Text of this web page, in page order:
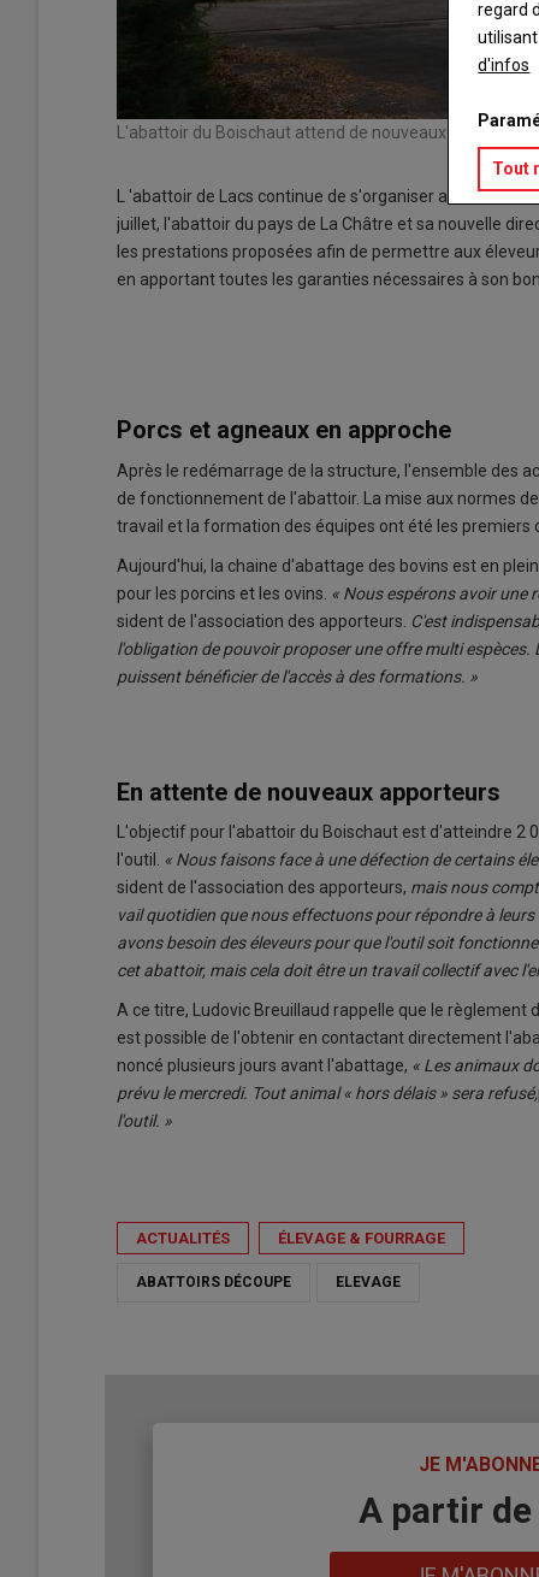
L'abattoir du Boi­schaut at­tend de nou­veaux ap­por­teurs
L 'abattoir de Lacs conti­nue de s'or­ga­ni­ser avec la
juillet, l'abattoir du pays de La Châtre et sa nou­velle
les pres­ta­tions pro­po­sées afin de per­mettre aux
en ap­por­tant toutes les ga­ran­ties né­ces­saires à son
Porcs et agneaux en approche
Après le re­dé­mar­rage de la struc­ture, l'en­semble des
de fonc­tion­ne­ment de l'abattoir. La mise aux normes
tra­vail et la for­ma­tion des équipes ont été les pre­miers
Au­jour­d'hui, la chaine d'abat­tage des bo­vins est en
pour les por­cins et les ovins. « Nous es­pé­rons avoir une
sident de l'as­so­cia­tion des ap­por­teurs. C'est
l'obli­ga­tion de pou­voir pro­po­ser une offre multi
puissent bé­né­fi­cier de l'ac­cès à des for­ma­tions. »
En attente de nouveaux apporteurs
L'ob­jec­tif pour l'abattoir du Boi­schaut est d'at­teindre 2
l'ou­til. « Nous fai­sons face à une dé­fec­tion de cer­tains
sident de l'as­so­cia­tion des ap­por­teurs, mais nous
vail quo­ti­dien que nous ef­fec­tuons pour ré­pondre à
avons be­soin des éle­veurs pour que l'ou­til soit
cet abattoir, mais cela doit être un tra­vail col­lec­tif avec
A ce titre, Lu­do­vic Breuillaud rap­pelle que le rè­gle­ment
est pos­sible de l'ob­te­nir en contac­tant di­rec­te­ment
noncé plu­sieurs jours avant l'abat­tage, « Les ani­maux
prévu le mer­credi. Tout ani­mal « hors dé­lais » sera re­fusé,
l'ou­til. »
ACTUALITÉS ÉLEVAGE & FOURRAGE
ABATTOIRS DÉCOUPE ELEVAGE
JE
A partir de
regard
d'infos
Tout